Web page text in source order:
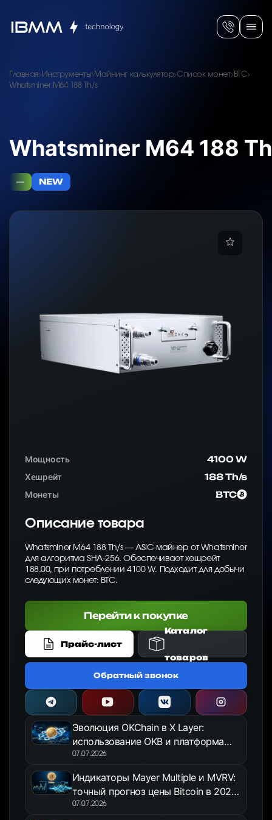
Главная Инструменты Майнинг калькулятор Список монет BTC
Whatsminer M64 188 Th/s
Whatsminer M64 188
— NEW
Мощность
4100 W
Хешрейт
188 Th/s
Монеты
BTC
Описание товара
Whatsminer M64 188 Th/s — ASIC-майнер от Whatsminer
для алгоритма SHA-256. Обеспечивает хешрейт
188.00, при потреблении 4100 W. Подходит для добычи
следующих монет: BTC.
Перейти к покупке
Прайс-лист
Каталог
товаров
Обратный звонок
Эволюция OKChain в X Layer:
использование OKB и платформа
OKX Jumpstart в 2026 году
07.07.2026
Индикаторы Mayer Multiple и MVRV:
точный прогноз цены Bitcoin в 2026
году
07.07.2026